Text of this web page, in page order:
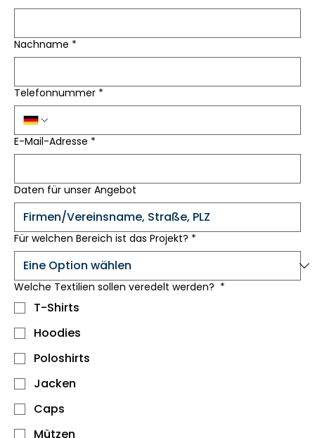
Nachname *
Telefonnummer *
E-Mail-Adresse *
Daten für unser Angebot
Für welchen Bereich ist das Projekt? *
Welche Textilien sollen veredelt werden? *
T-Shirts
Hoodies
Poloshirts
Jacken
Caps
Mützen